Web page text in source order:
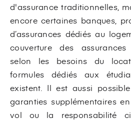
d'assurance traditionnelles,
encore certaines banques,
d’assurances dédiés au
couverture des
selon les besoins du
formules dédiés aux
existent. Il est aussi
garanties supplémentaires
vol ou la responsabilité